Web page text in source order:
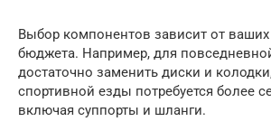
Выбор компонентов зависит от ваших
бюджета. Например, для
достаточно заменить диски и
спортивной езды потребуется более
включая суппорты и шланги.